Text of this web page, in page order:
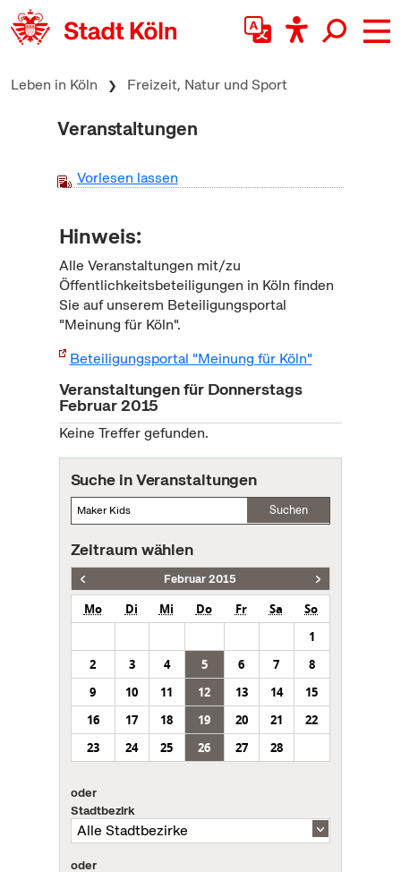
zum Inhalt springen
Leben in Köln Freizeit, Natur und Sport
Veranstaltungen
Vorlesen lassen
Hinweis:
Alle Veranstaltungen mit/zu
Öffentlichkeitsbeteiligungen in Köln finden
Sie auf unserem Beteiligungsportal
"Meinung für Köln".
Beteiligungsportal "Meinung für Köln"
Veranstaltungen für Donnerstags
Februar 2015
Keine Treffer gefunden.
Suche in Veranstaltungen
Suchen
Zeitraum wählen
Februar 2015
Mo Di Mi Do Fr Sa
So
1
2
3 4 5 6 7
8
9
10 11 12 13 14
15
16
17 18 19 20 21
22
23
24 25 26 27 28
oder
Stadtbezirk
oder